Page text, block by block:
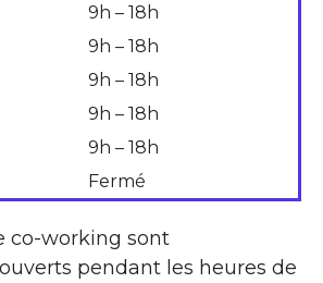
9h – 18h
9h – 18h
9h – 18h
9h – 18h
9h – 18h
Fermé
co-working sont
pendant les heures de